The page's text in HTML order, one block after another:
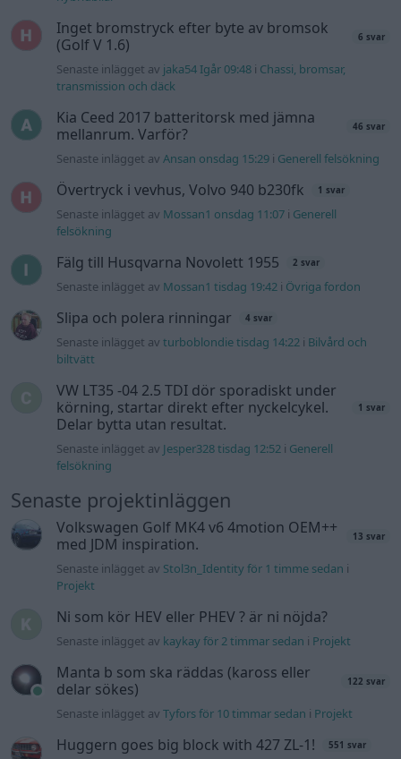
Inget bromstryck efter byte av bromsok
(Golf V 1.6)
6 svar
Senaste inlägget av jaka54 Igår 09:48 i Chassi, bromsar,
transmission och däck
Kia Ceed 2017 batteritorsk med jämna
mellanrum. Varför?
46 svar
Senaste inlägget avAnsan onsdag 15:29 i Generell felsökning
Övertryck i vevhus, Volvo 940 b230fk 1 svar
Senaste inlägget av Mossan1 onsdag 11:07 i Generell
felsökning
Fälg till Husqvarna Novolett 1955 2 svar
Senaste inlägget av Mossan1 tisdag 19:42 i Övriga fordon
Slipa och polera rinningar 4 svar
Senaste inlägget avturboblondie tisdag 14:22 i Bilvård och
biltvätt
VW LT35 -04 2.5 TDI dör sporadiskt under
körning, startar direkt efter nyckelcykel.
Delar bytta utan resultat.
1 svar
Senaste inlägget av Jesper328 tisdag 12:52 i Generell
felsökning
Senaste projektinläggen
Volkswagen Golf MK4 v6 4motion OEM++
med JDM inspiration.
13 svar
Senaste inlägget av Stol3n_Identity för 1 timme sedan i
Projekt
Ni som kör HEV eller PHEV ? är ni nöjda?
Senaste inlägget av kaykay för 2 timmar sedan i Projekt
Manta b som ska räddas (kaross eller
delar sökes)
122 svar
Senaste inlägget avTyfors för 10 timmar sedan i Projekt
Huggern goes big block with 427 ZL-1! 551 svar